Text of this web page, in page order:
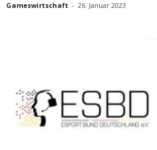
Gameswirtschaft - 26. Januar 2023